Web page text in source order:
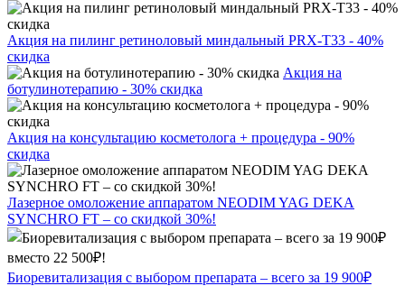
Акция на пилинг ретиноловый миндальный PRX-T33 - 40%
скидка
Акция на
ботулинотерапию - 30% скидка
Акция на консультацию косметолога + процедура - 90%
скидка
Лазерное омоложение аппаратом NEODIM YAG DEKA
SYNCHRO FT – со скидкой 30%!
Биоревитализация с выбором препарата – всего за 19 900₽